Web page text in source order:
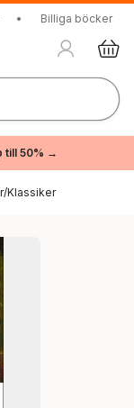
• Billiga böcker
till 50% →
Klassiker